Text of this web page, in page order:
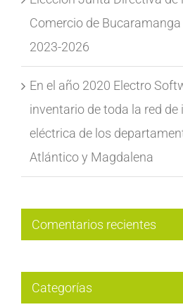
Comercio de
2023-2026
En el año 2020 Electro
inventario de toda la red
eléctrica de los
Atlántico y Magdalena
Comentarios recientes
Categorías